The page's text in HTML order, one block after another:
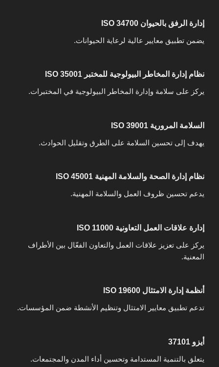
إدارة الرفق بالحيوان ISO 34700
يضمن تطبيق معايير عالية لرعاية الحيوانات.
نظام إدارة المخاطر البيولوجية للمختبر ISO 35001
يركز على سلامة وإدارة المخاطر البيولوجية في المختبرات.
السلامة المرورية ISO 39001
يهدف إلى تحسين السلامة على الطرق وتقليل الحوادث.
نظام إدارة الصحة والسلامة المهنية ISO 45001
يدعم تحسين ظروف العمل والسلامة المهنية.
إدارة علاقات العمل التعاونية ISO 11000
يركز على تعزيز علاقات العمل والتعاون الفعّال بين الأطراف
المعنية.
أنظمة إدارة الامتثال ISO 19600
تدعم تطبيق معايير الامتثال وتنظيم الأنشطة ضمن المؤسسات.
أيزو 37101
يتعلق بالتنمية المستدامة وتحسين أداء المدن والمجتمعات.